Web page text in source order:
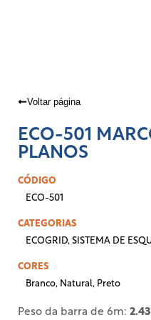
Voltar página
ECO-501
PLANOS
CÓDIGO
ECO-501
CATEGORIAS
ECOGRID, SISTEMA DE
CORES
Branco, Natural, Preto
Peso da barra de 6m: